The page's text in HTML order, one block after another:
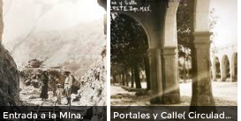
Entrada a la MIna. Portales y Calle( Circulada el 16 de Marzo de 1933 )